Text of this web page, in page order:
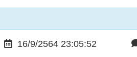
16/9/2564 23:05:52